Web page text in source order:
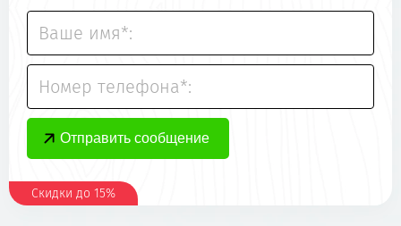
Ваше имя*:
Номер телефона*:
Скидки до 15%